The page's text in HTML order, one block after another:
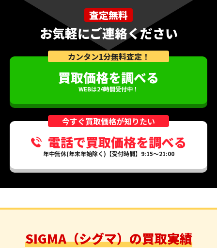
査定無料
お気軽にご連絡ください
カンタン1分無料査定！
買取価格を調べる
WEBは24時間受付中！
今すぐ買取価格が知りたい
電話で買取価格を調べる
年中無休(年末年始除く)【受付時間】9:15～21:00
SIGMA（シグマ）の買取実績